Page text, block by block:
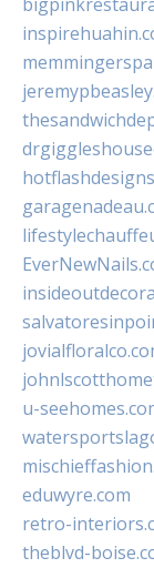
u-
eduwyre.com
retro-
theblvd-